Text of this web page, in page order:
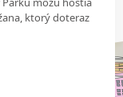
ktorý doteraz